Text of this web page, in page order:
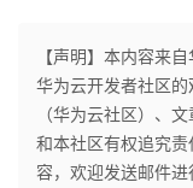
【声明】本内容来
华为云开发者社区
（华为云社区）、
和本社区有权追究
容，欢迎发送邮件